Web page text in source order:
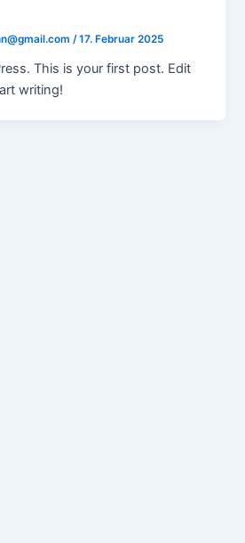
/17. Februar 2025
This is your first post. Edit
writing!